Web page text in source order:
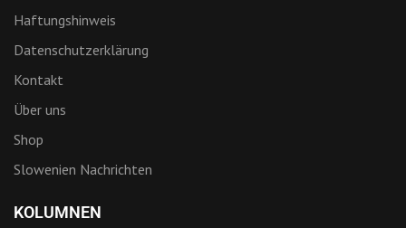
Haftungshinweis
Datenschutzerklärung
Kontakt
Über uns
Shop
Slowenien Nachrichten
KOLUMNEN